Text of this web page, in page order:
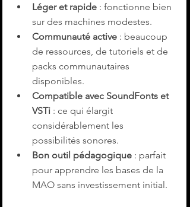
Léger et rapide : fonctionne bien
sur des machines modestes.
Communauté active : beaucoup
de ressources, de tutoriels et de
packs communautaires
disponibles.
Compatible avec SoundFonts et
VSTi : ce qui élargit
considérablement les
possibilités sonores.
Bon outil pédagogique : parfait
pour apprendre les bases de la
MAO sans investissement initial.